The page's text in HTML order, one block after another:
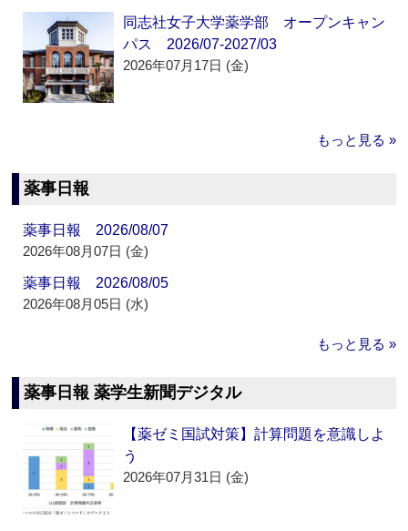
同志社女子大学薬学部 オープンキャン
パス 2026/07-2027/03
2026年07月17日 (金)
もっと見る »
薬事日報
薬事日報 2026/08/07
2026年08月07日 (金)
薬事日報 2026/08/05
2026年08月05日 (水)
もっと見る »
薬事日報 薬学生新聞デジタル
【薬ゼミ国試対策】計算問題を意識しよ
う
2026年07月31日 (金)